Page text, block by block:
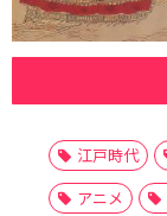
江戸時代
アニメ